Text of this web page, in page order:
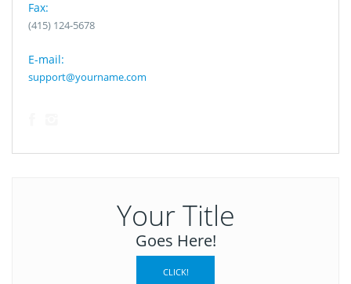
Fax:
(415) 124-5678
E-mail:
support@yourname.com
Your Title
Goes Here!
CLICK!